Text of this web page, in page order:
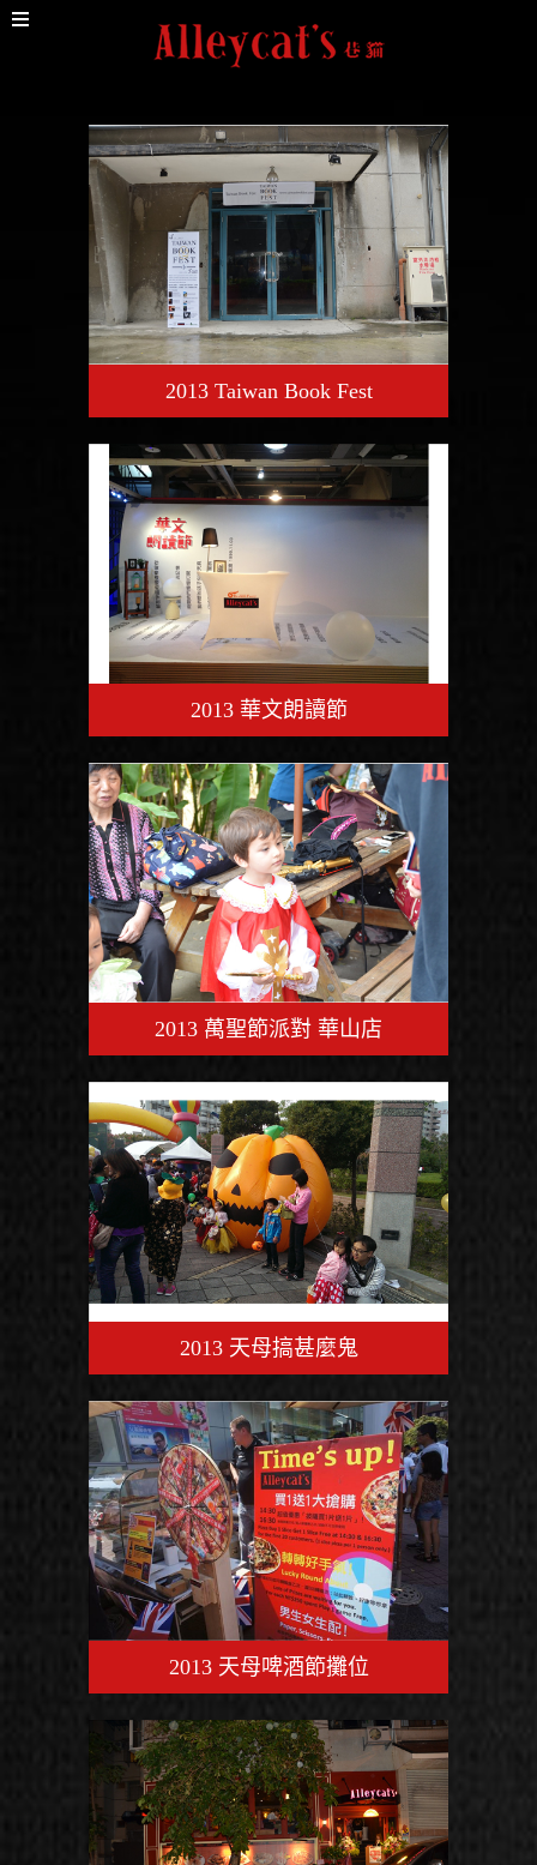
2013 Taiwan Book Fest
2013 華文朗讀節
2013 萬聖節派對 華山店
2013 天母搞甚麼鬼
2013 天母啤酒節攤位